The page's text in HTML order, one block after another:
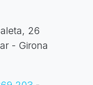
26
- Girona